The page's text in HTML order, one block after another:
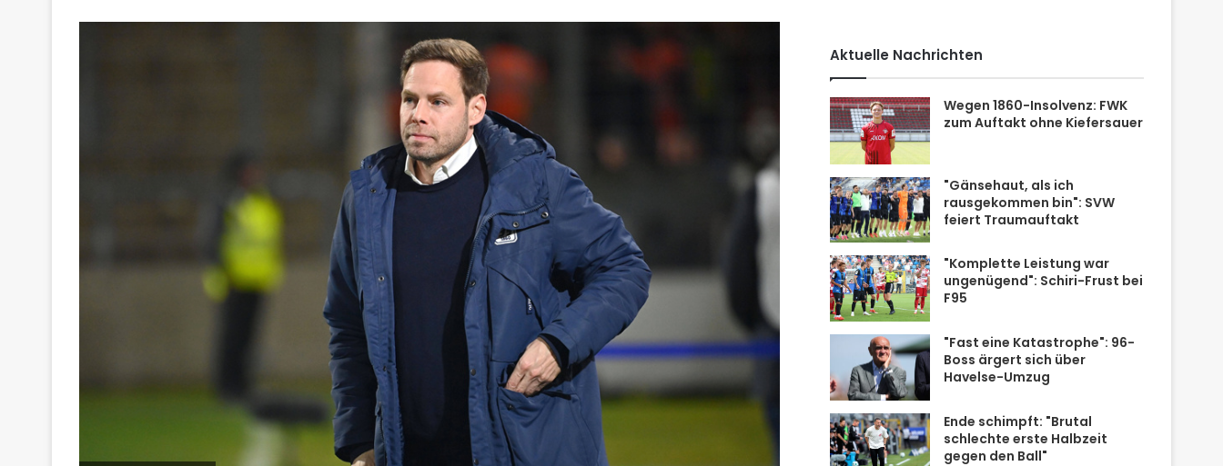
Aktuelle Nachrichten
Wegen 1860-Insolvenz: FWK
zum Auftakt ohne Kiefersauer
"Gänsehaut, als ich
rausgekommen bin": SVW
feiert Traumauftakt
"Komplette Leistung war
ungenügend": Schiri-Frust bei
F95
"Fast eine Katastrophe": 96-
Boss ärgert sich über
Havelse-Umzug
Ende schimpft: "Brutal
schlechte erste Halbzeit
gegen den Ball"